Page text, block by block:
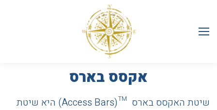
אקסס בארס
שיטת האקסס בארס ™(Access Bars) היא שיטת